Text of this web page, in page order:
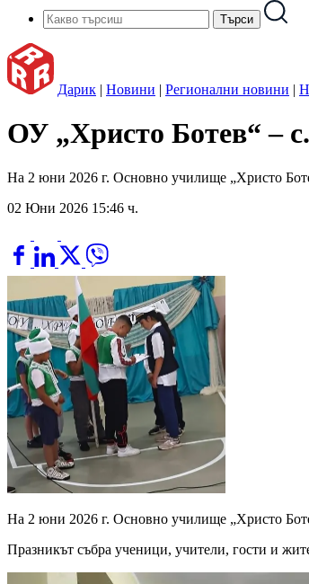
Дарик | Новини | Регионални новини |
ОУ „Христо Ботев“ –
На 2 юни 2026 г. Основно училище „Христо
02 Юни 2026 15:46 ч.
На 2 юни 2026 г. Основно училище „Христо
Празникът събра ученици, учители, гости и